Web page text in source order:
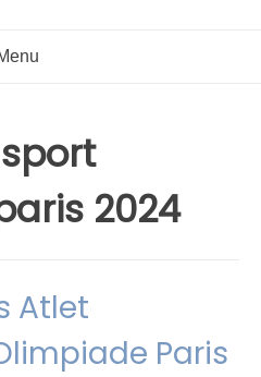
2024
Atlet
Paris